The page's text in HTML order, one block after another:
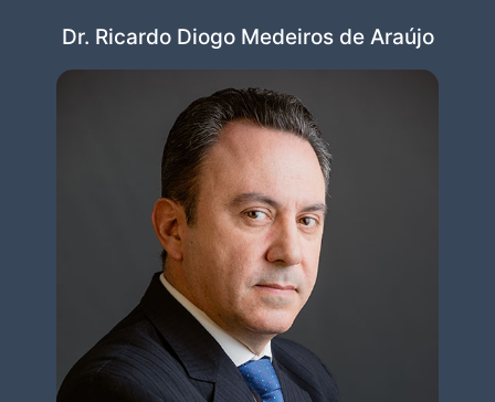
Dr. Ricardo Diogo Medeiros de Araújo